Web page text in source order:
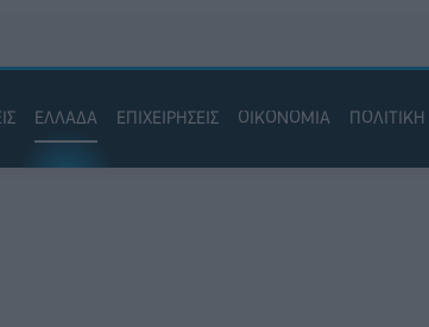
ΕΛΛΑΔΑ ΕΠΙΧΕΙΡΗΣΕΙΣ ΟΙΚΟΝΟΜΙΑ ΠΟΛΙΤΙΚΗ